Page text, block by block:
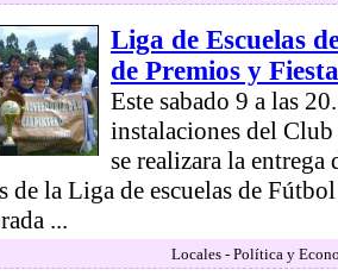
Liga de Escuelas
de Premios y
Este sabado 9 a las
instalaciones del
se realizara la
de la Liga de escuelas de
...
Locales - Política y